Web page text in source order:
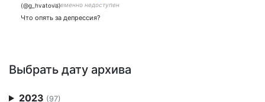
временно недоступен
больше🖕
Что опять за депрессия?
Выбрать дату архива
2023 (97)